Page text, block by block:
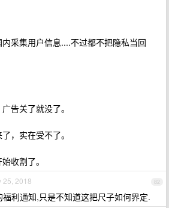
采集用户信息....不过都不把隐私当回
告关了就没了。
，实在受不了。
收割了。
82
25, 2018
福利通知,只是不知道这把尺子如何界定.